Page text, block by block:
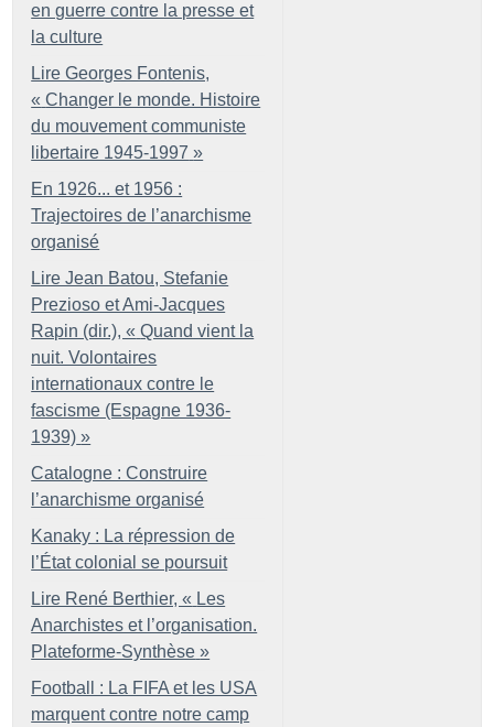
en guerre contre la presse et
la culture
Lire Georges Fontenis,
« Changer le monde. Histoire
du mouvement communiste
libertaire 1945-1997 »
En 1926... et 1956 :
Trajectoires de l’anarchisme
organisé
Lire Jean Batou, Stefanie
Prezioso et Ami-Jacques
Rapin (dir.), « Quand vient la
nuit. Volontaires
internationaux contre le
fascisme (Espagne 1936-
1939) »
Catalogne : Construire
l’anarchisme organisé
Kanaky : La répression de
l’État colonial se poursuit
Lire René Berthier, « Les
Anarchistes et l’organisation.
Plateforme-Synthèse »
Football : La FIFA et les USA
marquent contre notre camp